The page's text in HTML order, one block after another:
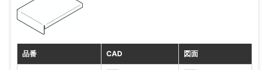
品番 CAD 図面